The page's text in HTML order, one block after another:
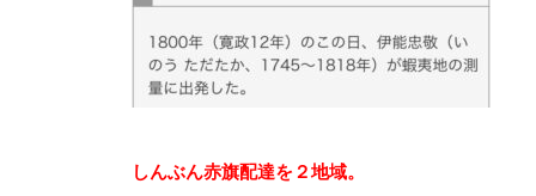
しんぶん赤旗配達を２地域。